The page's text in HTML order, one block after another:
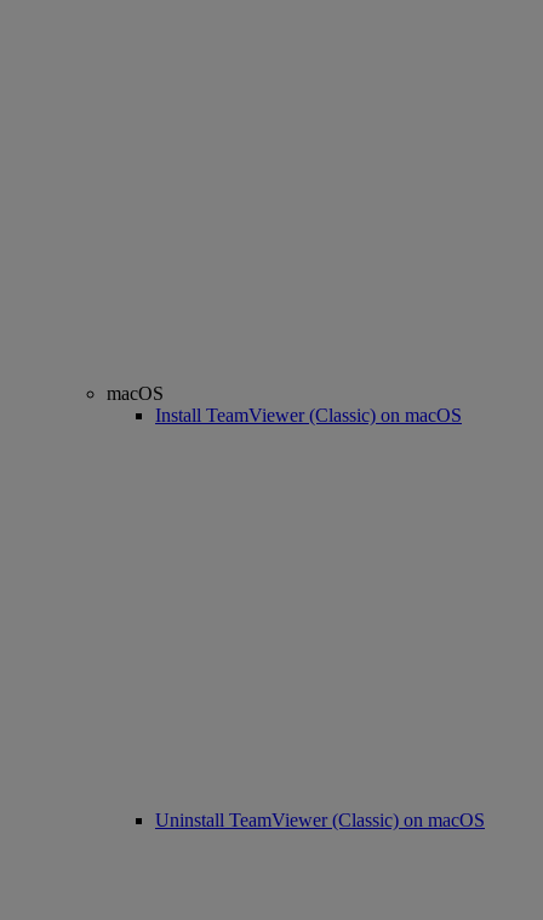
macOS
Install TeamViewer (Classic) on macOS
Uninstall TeamViewer (Classic) on macOS